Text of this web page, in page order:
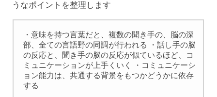
うなポイントを整理します
・意味を持つ言葉だと、複数の聞き手の、脳の深
部、全ての言語野の同調が行われる ・話し手の脳
の反応と、聞き手の脳の反応が似ているほど、コ
ミュニケーションが上手くいく ・コミュニケーシ
ョン能力は、共通する背景をもつかどうかに依存
する